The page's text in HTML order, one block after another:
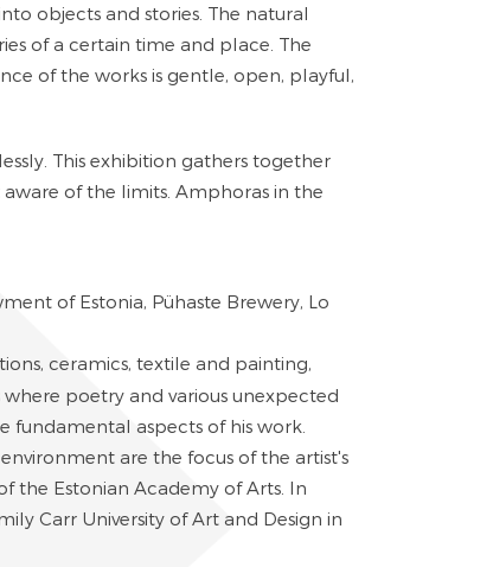
objects and stories. The natural
of a certain time and place. The
of the works is gentle, open, playful,
This exhibition gathers together
of the limits. Amphoras in the
of Estonia, Pühaste Brewery, Lo
ceramics, textile and painting,
poetry and various unexpected
aspects of his work.
are the focus of the artist's
the Estonian Academy of Arts. In
Carr University of Art and Design in
in the United States.